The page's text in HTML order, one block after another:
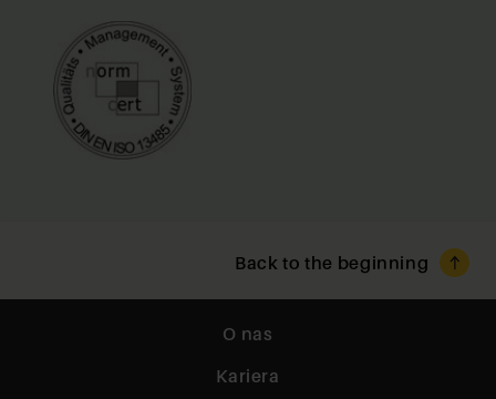
Back to the beginning
O nas
Kariera